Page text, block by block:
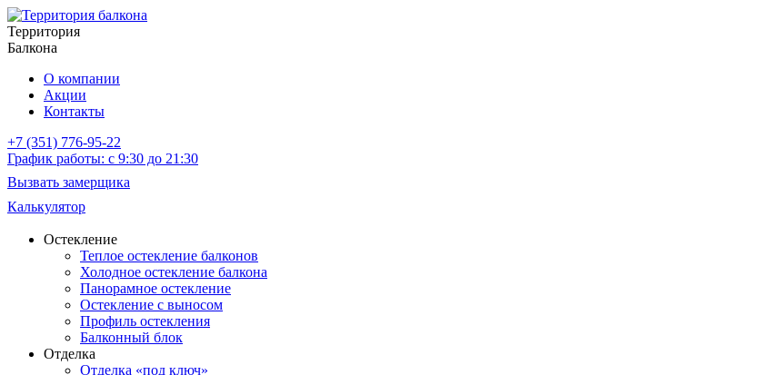
Территория
Балкона
О компании
Акции
Контакты
+7 (351) 776-95-22
График работы: с 9:30 до 21:30
Вызвать замерщика
Калькулятор
Остекление
Теплое остекление балконов
Холодное остекление балкона
Панорамное остекление
Остекление с выносом
Профиль остекления
Балконный блок
Отделка
Отделка «под ключ»